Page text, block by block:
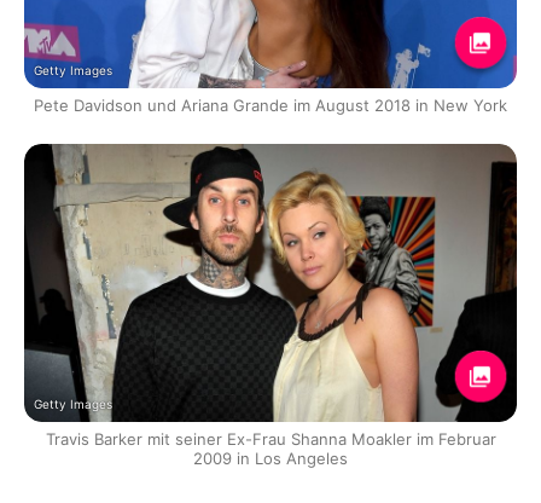
Getty Images
Pete Davidson und Ariana Grande im August 2018 in New York
Getty Images
Travis Barker mit seiner Ex-Frau Shanna Moakler im Februar
2009 in Los Angeles